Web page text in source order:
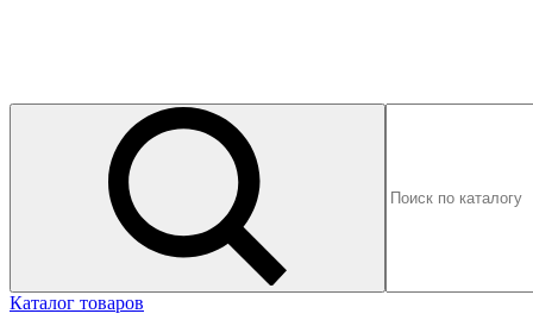
Каталог товаров